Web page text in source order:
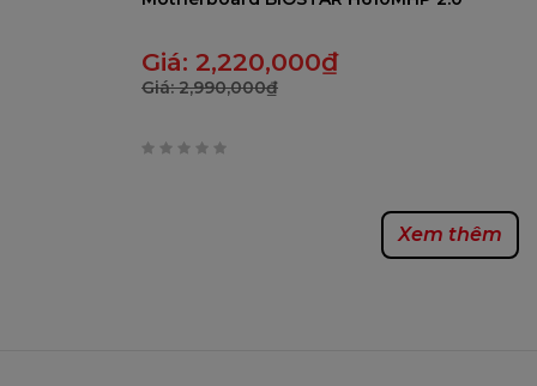
Giá: 2,220,000₫
Giá:2,990,000₫
Xem thêm